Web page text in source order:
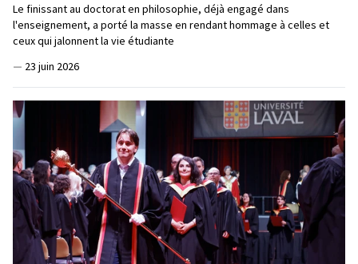
Le finissant au doctorat en philosophie, déjà engagé dans
l'enseignement, a porté la masse en rendant hommage à celles et
ceux qui jalonnent la vie étudiante
— 23 juin 2026